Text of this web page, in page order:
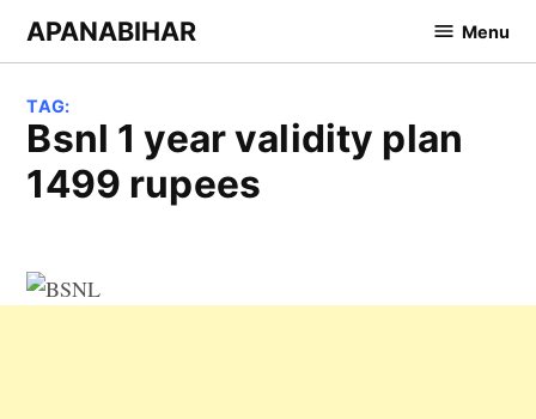
SkipAPANABIHAR Menu
TAG:
bsnl 1 year validity plan
1499 rupees